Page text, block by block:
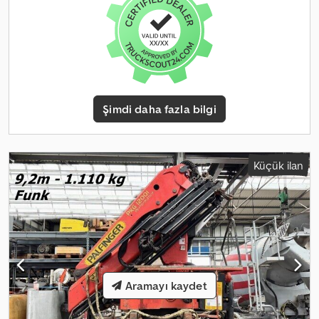
Alman üretimi! Yeni gibi! ID No: 129. Heinhuis'in tüm reklamları,
teklifleri ve fiyatları ile Heinhuis tarafından yapılan tüm sözleşmeler
ve bu sözleşmelere dayanan müzakereler için Heinhuis'in Genel İş
Koşulları geçerlidir. Her türlü iletişim yoluyla, Heinhuis'in Genel İş
Koşulları'nın geçerliliğini kabul etmiş ve bu koşulların içeriğinden
haberdar olduğunuzu onaylamış olursunuz. Fiyatlarımız net ihracat
fiyatlarıdır. = Ek Bilgiler = Üretim yılı: 2021 Teknik durumu: çok iyi
Görünüm durumu: çok iyi Hasar: yok = Şirket Bilgileri = Daha fazla
bilgi için:
Şimdi daha fazla bilgi
Küçük ilan
Aramayı kaydet